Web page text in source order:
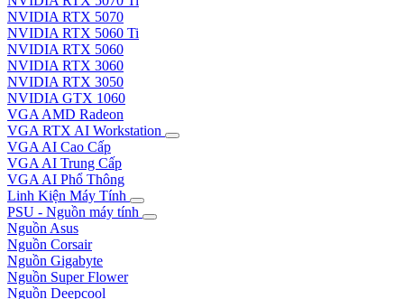
NVIDIA RTX 5070
NVIDIA RTX 5060 Ti
NVIDIA RTX 5060
NVIDIA RTX 3060
NVIDIA RTX 3050
NVIDIA GTX 1060
VGA AMD Radeon
VGA RTX AI Workstation
VGA AI Cao Cấp
VGA AI Trung Cấp
VGA AI Phổ Thông
Linh Kiện Máy Tính
PSU - Nguồn máy tính
Nguồn Asus
Nguồn Corsair
Nguồn Gigabyte
Nguồn Super Flower
Nguồn Deepcool